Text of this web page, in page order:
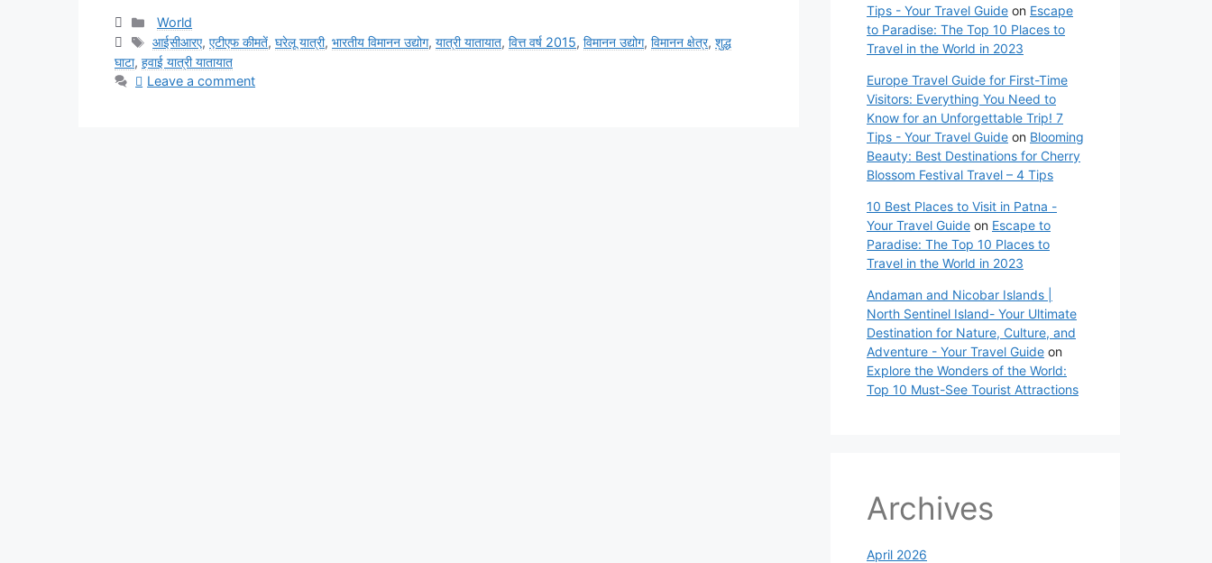
Categories
World
Tags
आईसीआरए,एटीएफ कीमतें,घरेलू यात्री,भारतीय विमानन उद्योग,यात्री यातायात,वित्त वर्ष 2015,विमानन उद्योग,विमानन क्षेत्र,शुद्ध
घाटा, हवाई यात्री यातायात
Leave a comment
Tips - Your Travel Guide on Escape
to Paradise: The Top 10 Places to
Travel in the World in 2023
Europe Travel Guide for First-Time
Visitors: Everything You Need to
Know for an Unforgettable Trip! 7
Tips - Your Travel Guide on Blooming
Beauty: Best Destinations for Cherry
Blossom Festival Travel – 4 Tips
10 Best Places to Visit in Patna -
Your Travel Guide on Escape to
Paradise: The Top 10 Places to
Travel in the World in 2023
Andaman and Nicobar Islands |
North Sentinel Island- Your Ultimate
Destination for Nature, Culture, and
Adventure - Your Travel Guide on
Explore the Wonders of the World:
Top 10 Must-See Tourist Attractions
Archives
April 2026